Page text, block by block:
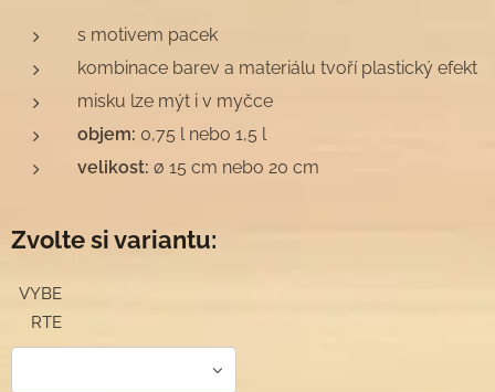
s motivem pacek
kombinace barev a materiálu tvoří plastický efekt
misku lze mýt i v myčce
objem: 0,75 l nebo 1,5 l
velikost: ø 15 cm nebo 20 cm
Zvolte si variantu:
VYBE
RTE